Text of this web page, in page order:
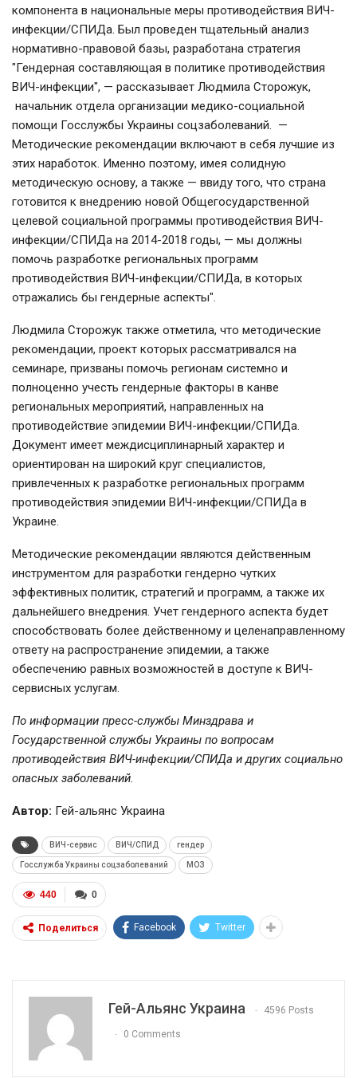
компонента в национальные меры противодействия ВИЧ-
инфекции/СПИДа. Был проведен тщательный анализ
нормативно-правовой базы, разработана стратегия
"Гендерная составляющая в политике противодействия
ВИЧ-инфекции", — рассказывает Людмила Сторожук,
начальник отдела организации медико-социальной
помощи Госслужбы Украины соцзаболеваний. —
Методические рекомендации включают в себя лучшие из
этих наработок. Именно поэтому, имея солидную
методическую основу, а также — ввиду того, что страна
готовится к внедрению новой Общегосударственной
целевой социальной программы противодействия ВИЧ-
инфекции/СПИДа на 2014-2018 годы, — мы должны
помочь разработке региональных программ
противодействия ВИЧ-инфекции/СПИДа, в которых
отражались бы гендерные аспекты".
Людмила Сторожук также отметила, что методические
рекомендации, проект которых рассматривался на
семинаре, призваны помочь регионам системно и
полноценно учесть гендерные факторы в канве
региональных мероприятий, направленных на
противодействие эпидемии ВИЧ-инфекции/СПИДа.
Документ имеет междисциплинарный характер и
ориентирован на широкий круг специалистов,
привлеченных к разработке региональных программ
противодействия эпидемии ВИЧ-инфекции/СПИДа в
Украине.
Методические рекомендации являются действенным
инструментом для разработки гендерно чутких
эффективных политик, стратегий и программ, а также их
дальнейшего внедрения. Учет гендерного аспекта будет
способствовать более действенному и целенаправленному
ответу на распространение эпидемии, а также
обеспечению равных возможностей в доступе к ВИЧ-
сервисных услугам.
По информации пресс-службы Минздрава и
Государственной службы Украины по вопросам
противодействия ВИЧ-инфекции/СПИДа и других социально
опасных заболеваний.
Автор: Гей-альянс Украина
ВИЧ-сервис ВИЧ/СПИД гендер
Госслужба Украины соцзаболеваний МОЗ
0
440
Поделиться Facebook Twitter
Гей-Альянс Украина 4596 Posts
0 Comments